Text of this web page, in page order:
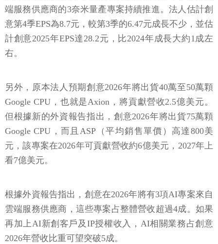
端服務供應商的3奈米量產專案持續推進。法人估計創
意第4季EPS為8.7元，較第3季的6.47元成長不少，並估
計創意2025年EPS達28.2元，比2024年成長大約1成左
右。
另外，原本法人預期創意2026年將出貨40萬至50萬顆
Google CPU，也就是Axion，將貢獻營收2.5億美元。
但根據新的外資報告指出，創意2026年將出貨75萬顆
Google CPU，而且ASP（平均銷售單價）高達800美
元，該專案在2026年可貢獻營收約6億美元，2027年上
看7億美元。
根據外資報告指出，創意在2026年將有3項AI專案來自
雲端服務供應商，這些專案占整體營收超過4成。如果
再加上AI新創客戶及IP授權收入，AI相關業務占創意
2026年營收比重可望突破5成。